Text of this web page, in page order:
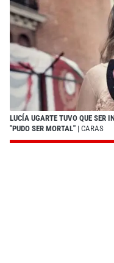
LUCÍA UGARTE TUVO QUE SER
"PUDO SER MORTAL" | CARAS